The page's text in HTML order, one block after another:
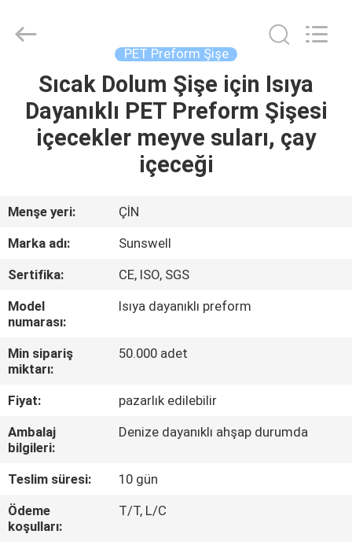
ÜRÜN:%
VİDEOLAR
FABRIKA
KALITE
KONTROL
ILETIŞIME
GEÇIN
PET Preform Şişe
Sıcak Dolum Şişe için Isıya
Dayanıklı PET Preform Şişesi
içecekler meyve suları, çay
içeceği
Menşe yeri:
ÇİN
Marka adı:
Sunswell
Sertifika:
CE, ISO, SGS
Model
numarası:
Isıya dayanıklı preform
Min sipariş
miktarı:
50.000 adet
Fiyat:
pazarlık edilebilir
Ambalaj
bilgileri:
Denize dayanıklı ahşap durumda
Teslim süresi:
10 gün
Ödeme
koşulları:
T/T, L/C